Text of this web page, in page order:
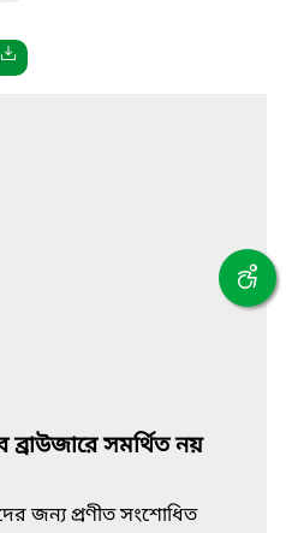
সমর্থিত নয়
জন্য প্রণীত সংশোধিত